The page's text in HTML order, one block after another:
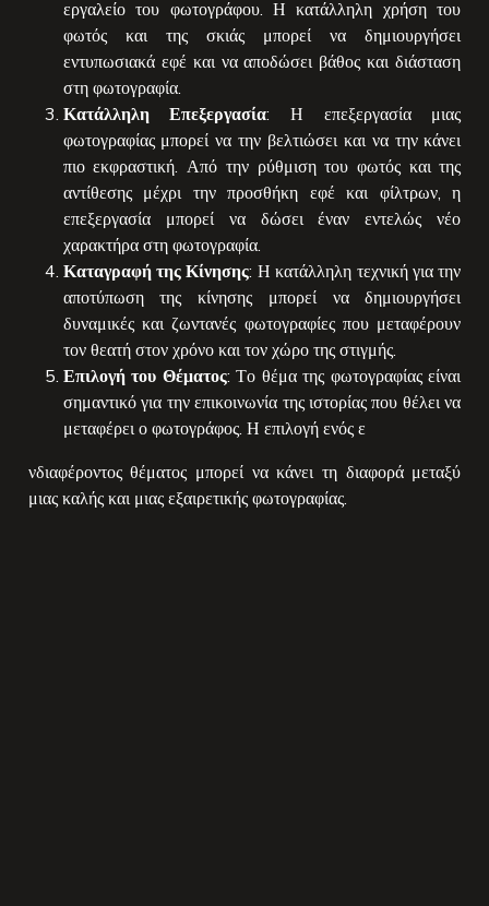
εργαλείο του φωτογράφου. Η κατάλληλη χρήση του
φωτός και της σκιάς μπορεί να δημιουργήσει
εντυπωσιακά εφέ και να αποδώσει βάθος και διάσταση
στη φωτογραφία.
Κατάλληλη Επεξεργασία: Η επεξεργασία μιας
φωτογραφίας μπορεί να την βελτιώσει και να την κάνει
πιο εκφραστική. Από την ρύθμιση του φωτός και της
αντίθεσης μέχρι την προσθήκη εφέ και φίλτρων, η
επεξεργασία μπορεί να δώσει έναν εντελώς νέο
χαρακτήρα στη φωτογραφία.
Καταγραφή της Κίνησης: Η κατάλληλη τεχνική για την
αποτύπωση της κίνησης μπορεί να δημιουργήσει
δυναμικές και ζωντανές φωτογραφίες που μεταφέρουν
τον θεατή στον χρόνο και τον χώρο της στιγμής.
Επιλογή του Θέματος: Το θέμα της φωτογραφίας είναι
σημαντικό για την επικοινωνία της ιστορίας που θέλει να
μεταφέρει ο φωτογράφος. Η επιλογή ενός ε
νδιαφέροντος θέματος μπορεί να κάνει τη διαφορά μεταξύ
μιας καλής και μιας εξαιρετικής φωτογραφίας.